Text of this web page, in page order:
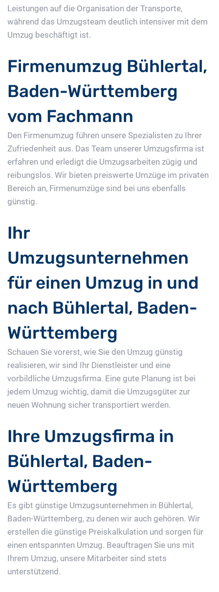
Leistungen auf die Organisation der Transporte,
während das Umzugsteam deutlich intensiver mit dem
Umzug beschäftigt ist.
Firmenumzug Bühlertal,
Baden-Württemberg
vom Fachmann
Den Firmenumzug führen unsere Spezialisten zu Ihrer
Zufriedenheit aus. Das Team unserer Umzugsfirma ist
erfahren und erledigt die Umzugsarbeiten zügig und
reibungslos. Wir bieten preiswerte Umzüge im privaten
Bereich an, Firmenumzüge sind bei uns ebenfalls
günstig.
Ihr
Umzugsunternehmen
für einen Umzug in und
nach Bühlertal, Baden-
Württemberg
Schauen Sie vorerst, wie Sie den Umzug günstig
realisieren, wir sind Ihr Dienstleister und eine
vorbildliche Umzugsfirma. Eine gute Planung ist bei
jedem Umzug wichtig, damit die Umzugsgüter zur
neuen Wohnung sicher transportiert werden.
Ihre Umzugsfirma in
Bühlertal, Baden-
Württemberg
Es gibt günstige Umzugsunternehmen in Bühlertal,
Baden-Württemberg, zu denen wir auch gehören. Wir
erstellen die günstige Preiskalkulation und sorgen für
einen entspannten Umzug. Beauftragen Sie uns mit
Ihrem Umzug, unsere Mitarbeiter sind stets
unterstützend.